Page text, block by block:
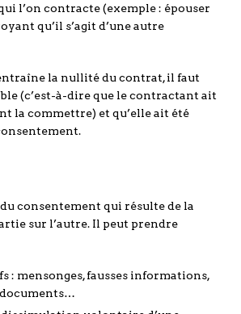
l’on contracte (exemple : épouser
qu’il s’agit d’une autre
la nullité du contrat, il faut
(c’est-à-dire que le contractant ait
la commettre) et qu’elle ait été
consentement qui résulte de la
sur l’autre. Il peut prendre
: mensonges, fausses informations,